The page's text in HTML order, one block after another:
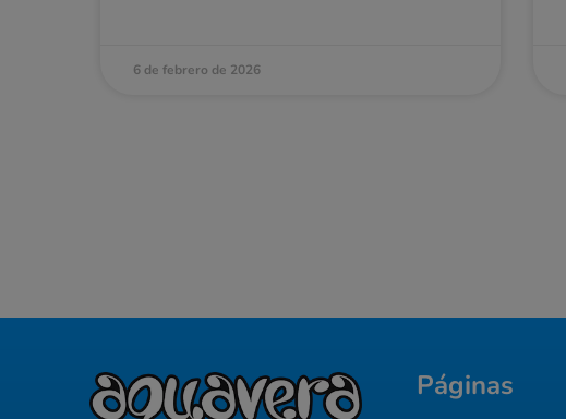
6 de febrero de 2026
Páginas